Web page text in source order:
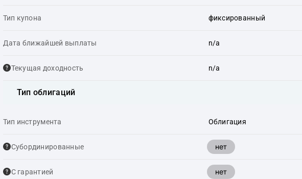
Тип купона фиксированный
Дата ближайшей выплаты n/a
Текущая доходность n/a
Тип облигаций
Тип инструмента Облигация
Cубординированные нет
С гарантией нет